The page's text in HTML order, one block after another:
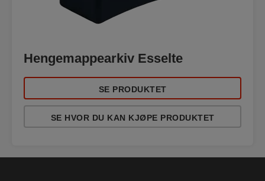
Hengemappearkiv Esselte
SE PRODUKTET
SE HVOR DU KAN KJØPE PRODUKTET